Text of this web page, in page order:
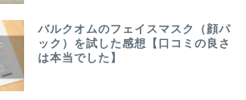
バルクオムのフェイスマスク（顔パ
ック）を試した感想【口コミの良さ
は本当でした】